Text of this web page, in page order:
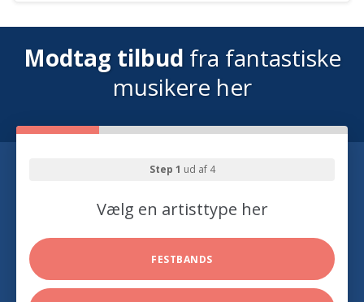
Modtag tilbud fra fantastiske
musikere her
Step 1 ud af 4
Vælg en artisttype her
FESTBANDS